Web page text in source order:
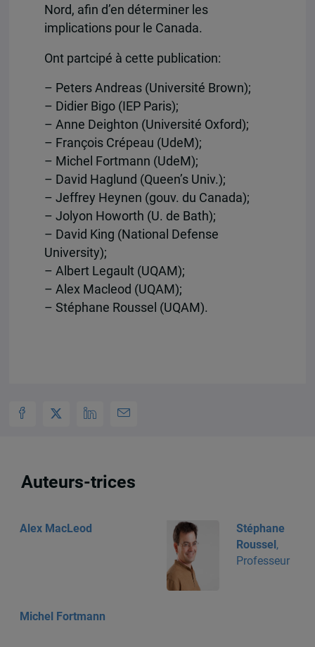
Nord, afin d’en déterminer les
implications pour le Canada.
Ont partcipé à cette publication:
– Peters Andreas (Université Brown);
– Didier Bigo (IEP Paris);
– Anne Deighton (Université Oxford);
– François Crépeau (UdeM);
– Michel Fortmann (UdeM);
– David Haglund (Queen’s Univ.);
– Jeffrey Heynen (gouv. du Canada);
– Jolyon Howorth (U. de Bath);
– David King (National Defense
University);
– Albert Legault (UQAM);
– Alex Macleod (UQAM);
– Stéphane Roussel (UQAM).
Auteurs-trices
Alex MacLeod
Stéphane
Roussel,
Professeur
Michel Fortmann